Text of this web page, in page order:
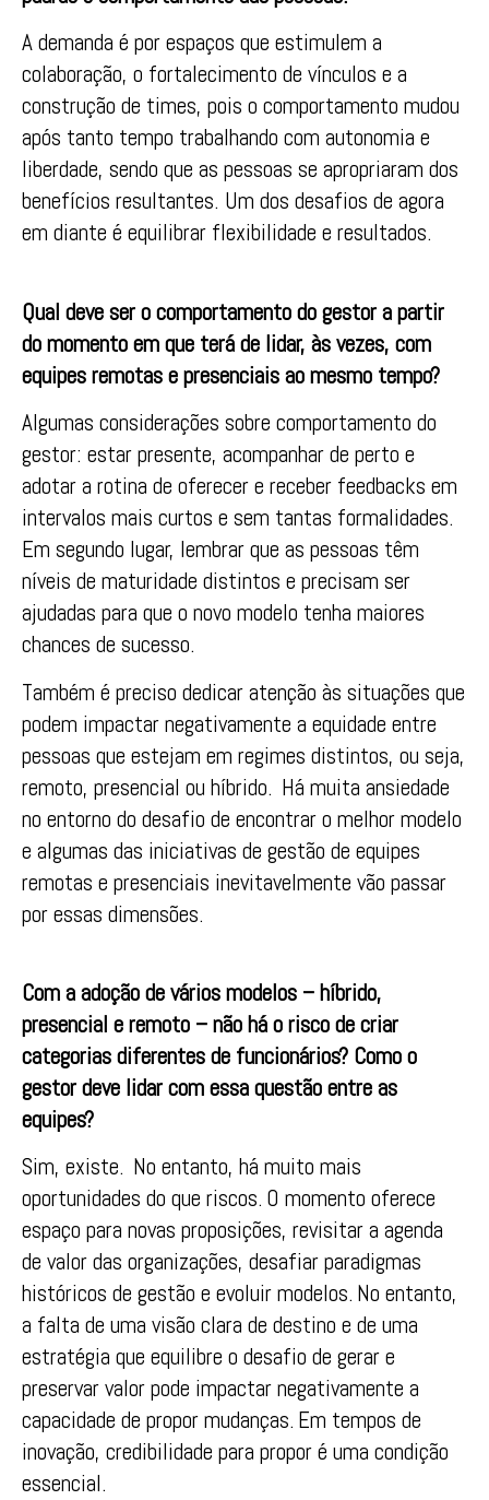
A demanda é por espaços que estimulem a
colaboração, o fortalecimento de vínculos e a
construção de times, pois o comportamento mudou
após tanto tempo trabalhando com autonomia e
liberdade, sendo que as pessoas se apropriaram dos
benefícios resultantes. Um dos desafios de agora
em diante é equilibrar flexibilidade e resultados.
Qual deve ser o comportamento do gestor a partir
do momento em que terá de lidar, às vezes, com
equipes remotas e presenciais ao mesmo tempo?
Algumas considerações sobre comportamento do
gestor: estar presente, acompanhar de perto e
adotar a rotina de oferecer e receber feedbacks em
intervalos mais curtos e sem tantas formalidades.
Em segundo lugar, lembrar que as pessoas têm
níveis de maturidade distintos e precisam ser
ajudadas para que o novo modelo tenha maiores
chances de sucesso.
Também é preciso dedicar atenção às situações que
podem impactar negativamente a equidade entre
pessoas que estejam em regimes distintos, ou seja,
remoto, presencial ou híbrido. Há muita ansiedade
no entorno do desafio de encontrar o melhor modelo
e algumas das iniciativas de gestão de equipes
remotas e presenciais inevitavelmente vão passar
por essas dimensões.
Com a adoção de vários modelos – híbrido,
presencial e remoto – não há o risco de criar
categorias diferentes de funcionários? Como o
gestor deve lidar com essa questão entre as
equipes?
Sim, existe. No entanto, há muito mais
oportunidades do que riscos. O momento oferece
espaço para novas proposições, revisitar a agenda
de valor das organizações, desafiar paradigmas
históricos de gestão e evoluir modelos. No entanto,
a falta de uma visão clara de destino e de uma
estratégia que equilibre o desafio de gerar e
preservar valor pode impactar negativamente a
capacidade de propor mudanças. Em tempos de
inovação, credibilidade para propor é uma condição
essencial.